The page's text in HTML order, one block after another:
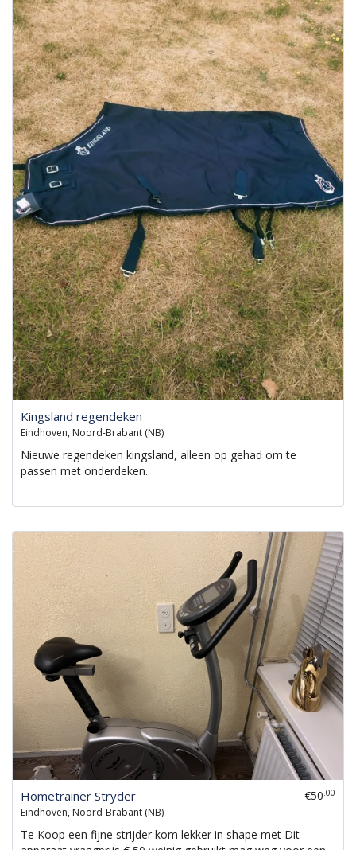
Kingsland regendeken
Eindhoven, Noord-Brabant (NB)
Nieuwe regendeken kingsland, alleen op gehad om te
passen met onderdeken.
€50.00
Hometrainer Stryder
Eindhoven, Noord-Brabant (NB)
Te Koop een fijne strijder kom lekker in shape met Dit